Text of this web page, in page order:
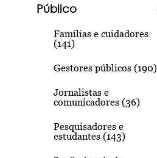
Público
Famílias e cuidadores
(141)
Gestores públicos (190)
Jornalistas e
comunicadores (36)
Pesquisadores e
estudantes (143)